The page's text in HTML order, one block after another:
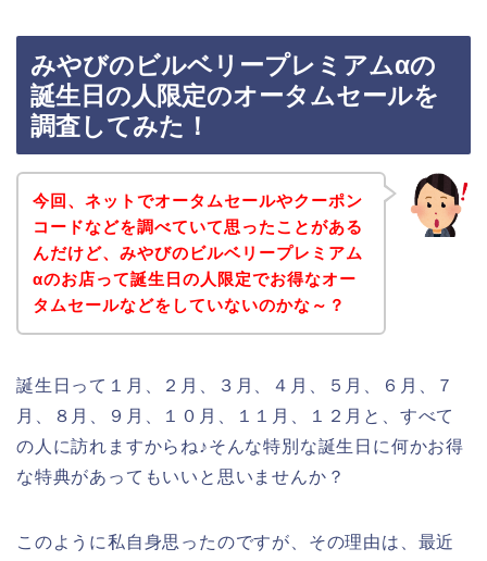
みやびのビルベリープレミアムαの
誕生日の人限定のオータムセールを
調査してみた！
今回、ネットでオータムセールやクーポン
コードなどを調べていて思ったことがある
んだけど、みやびのビルベリープレミアム
αのお店って誕生日の人限定でお得なオー
タムセールなどをしていないのかな～？
誕生日って１月、２月、３月、４月、５月、６月、７
月、８月、９月、１０月、１１月、１２月と、すべて
の人に訪れますからね♪そんな特別な誕生日に何かお得
な特典があってもいいと思いませんか？
このように私自身思ったのですが、その理由は、最近